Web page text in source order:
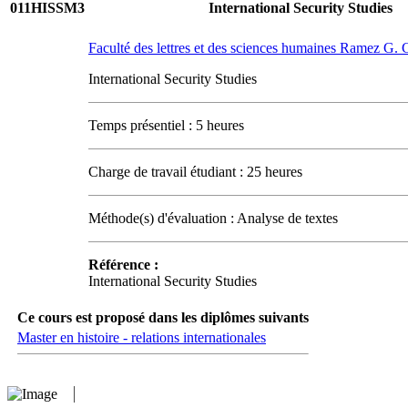
011HISSM3 International Security Studies
Faculté des lettres et des sciences humaines Ramez G.
International Security Studies
Temps présentiel : 5 heures
Charge de travail étudiant : 25 heures
Méthode(s) d'évaluation : Analyse de textes
Référence :
International Security Studies
Ce cours est proposé dans les diplômes suivants
Master en histoire - relations internationales